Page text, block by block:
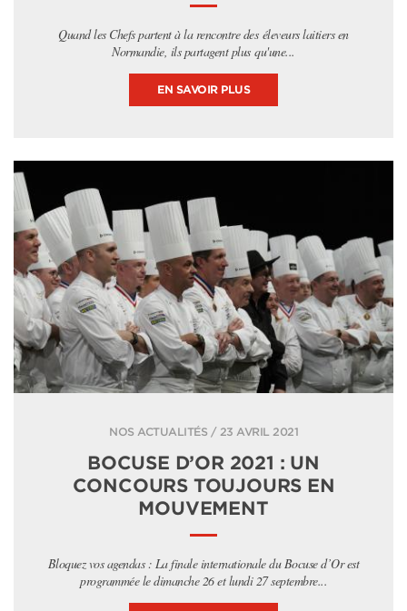
Quand les Chefs partent à la rencontre des éleveurs laitiers en
Normandie, ils partagent plus qu'une...
EN SAVOIR PLUS
NOS ACTUALITÉS / 23 AVRIL 2021
BOCUSE D’OR 2021 : UN
CONCOURS TOUJOURS EN
MOUVEMENT
Bloquez vos agendas : La finale internationale du Bocuse d’Or est
programmée le dimanche 26 et lundi 27 septembre...